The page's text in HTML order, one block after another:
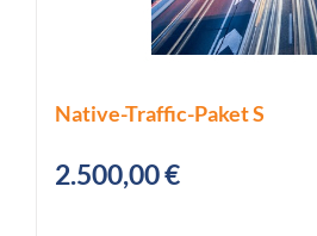
Native-Traffic-Paket S
2.500,00€